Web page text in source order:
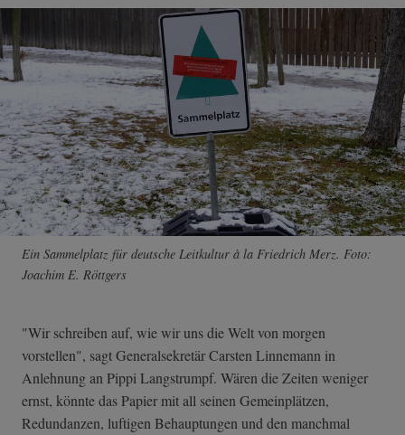
Ein Sammelplatz für deutsche Leitkultur à la Friedrich Merz. Foto:
Joachim E. Röttgers
"Wir schreiben auf, wie wir uns die Welt von morgen
vorstellen", sagt Generalsekretär Carsten Linnemann in
Anlehnung an Pippi Langstrumpf. Wären die Zeiten weniger
ernst, könnte das Papier mit all seinen Gemeinplätzen,
Redundanzen, luftigen Behauptungen und den manchmal